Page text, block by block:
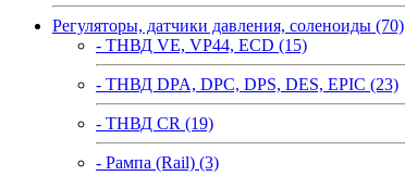
Регуляторы, датчики давления, соленоиды (70)
- ТНВД VE, VP44, ECD (15)
- ТНВД DPA, DPC, DPS, DES, EPIC (23)
- ТНВД CR (19)
- Рампа (Rail) (3)